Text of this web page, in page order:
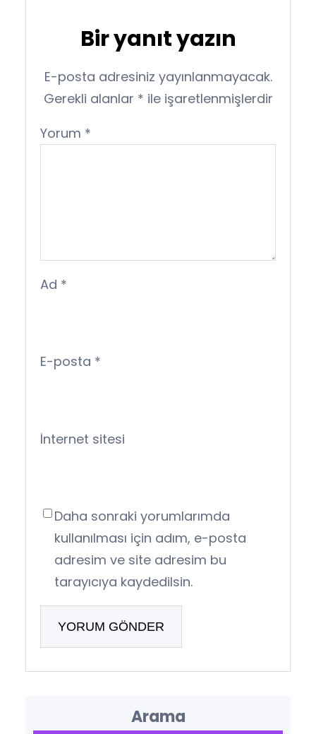
Bir yanıt yazın
E-posta adresiniz yayınlanmayacak.
Gerekli alanlar * ile işaretlenmişlerdir
Yorum *
Ad *
E-posta *
İnternet sitesi
Daha sonraki yorumlarımda
kullanılması için adım, e-posta
adresim ve site adresim bu
tarayıcıya kaydedilsin.
Arama